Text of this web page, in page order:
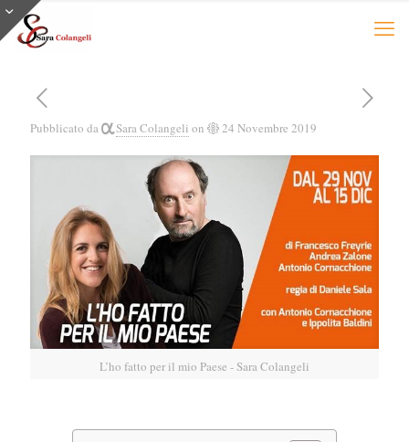
Pubblicato da Sara Colangeli on 24 Novembre 2019
L’ho fatto per il mio Paese - Sara Colangeli